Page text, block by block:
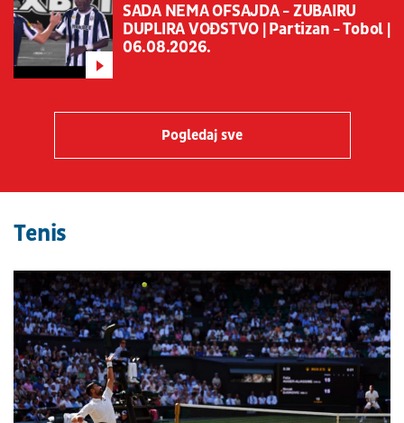
SADA NEMA OFSAJDA - ZUBAIRU
DUPLIRA VOĐSTVO | Partizan - Tobol |
06.08.2026.
Pogledaj sve
Tenis